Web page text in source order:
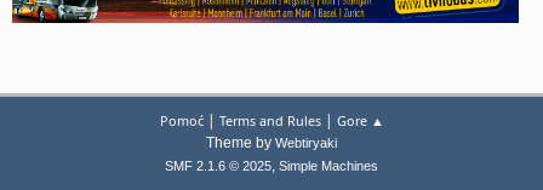
Pomoć| Terms and Rules| Gore ▲
Theme by Webtiryaki
SMF 2.1.6 © 2025, Simple Machines